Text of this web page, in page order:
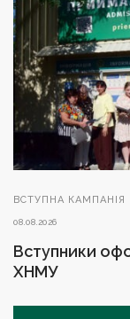
ВСТУПНА КАМПАНІЯ
08.08.2026
Вступники
ХНМУ